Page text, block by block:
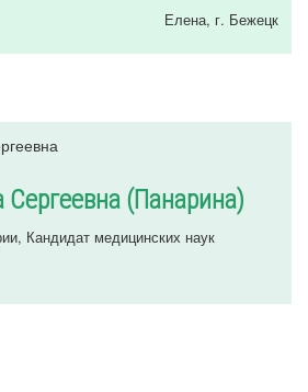
Елена, г. Бежецк
Сергеевна (Панарина)
Кандидат медицинских наук